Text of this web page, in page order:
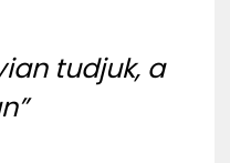
tudjuk, a